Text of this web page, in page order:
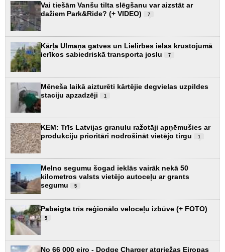
Vai tiešām Vanšu tilta slēgšanu var aizstāt ar
dažiem Park&Ride? (+ VIDEO)
7
Kārļa Ulmaņa gatves un Lielirbes ielas krustojumā
ierīkos sabiedriskā transporta joslu
7
Mēneša laikā aizturēti kārtējie degvielas uzpildes
staciju apzadzēji
1
KEM: Trīs Latvijas granulu ražotāji apņēmušies ar
produkciju prioritāri nodrošināt vietējo tirgu
1
Melno segumu šogad ieklās vairāk nekā 50
kilometros valsts vietējo autoceļu ar grants
segumu
5
Pabeigta trīs reģionālo veloceļu izbūve (+ FOTO)
5
No 66 000 eiro - Dodge Charger atgriežas Eiropas